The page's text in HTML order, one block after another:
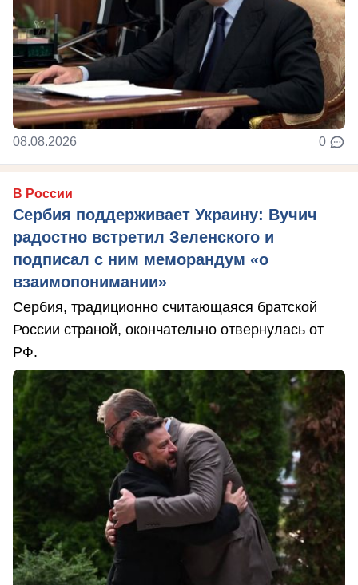
08.08.2026 0
В России
Сербия поддерживает Украину: Вучич
радостно встретил Зеленского и
подписал с ним меморандум «о
взаимопонимании»
Сербия, традиционно считающаяся братской
России страной, окончательно отвернулась от
РФ.